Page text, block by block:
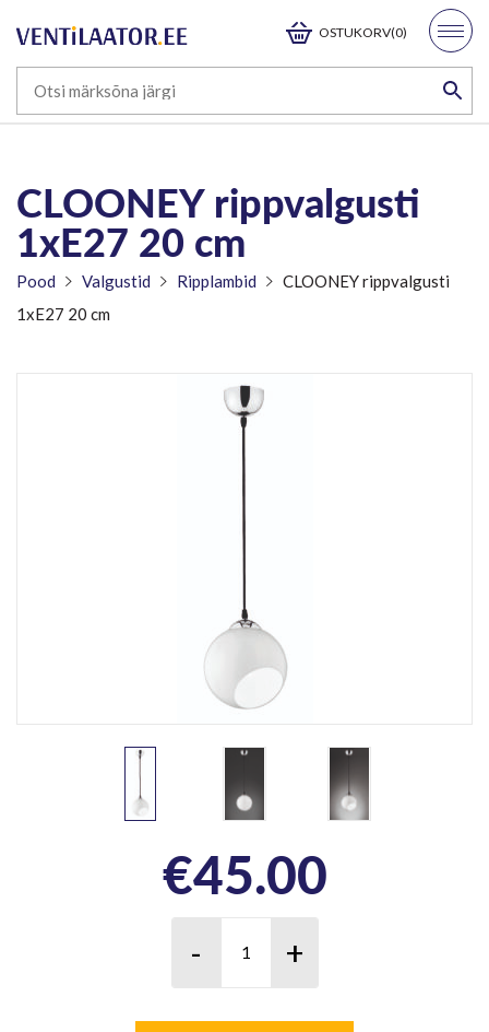
OSTUKORV(0)
CLOONEY rippvalgusti
1xE27 20 cm
Pood Valgustid Ripplambid
CLOONEY rippvalgusti
1xE27 20 cm
€45.00